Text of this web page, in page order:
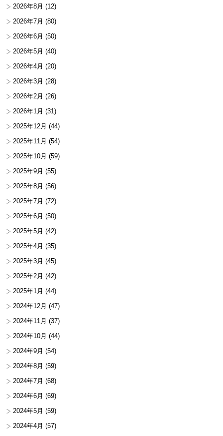
2026年8月 (12)
2026年7月 (80)
2026年6月 (50)
2026年5月 (40)
2026年4月 (20)
2026年3月 (28)
2026年2月 (26)
2026年1月 (31)
2025年12月 (44)
2025年11月 (54)
2025年10月 (59)
2025年9月 (55)
2025年8月 (56)
2025年7月 (72)
2025年6月 (50)
2025年5月 (42)
2025年4月 (35)
2025年3月 (45)
2025年2月 (42)
2025年1月 (44)
2024年12月 (47)
2024年11月 (37)
2024年10月 (44)
2024年9月 (54)
2024年8月 (59)
2024年7月 (68)
2024年6月 (69)
2024年5月 (59)
2024年4月 (57)